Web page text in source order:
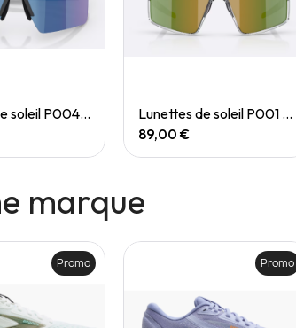
View
Lunettes de soleil P004 Small
Quick View
Lunettes de soleil P001 Small
89,00 €
marque
Promo Promo